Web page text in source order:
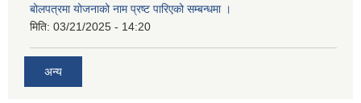
बोलपत्रमा योजनाको नाम प्रष्ट पारिएको सम्बन्धमा ।
मिति: 03/21/2025 - 14:20
अन्य